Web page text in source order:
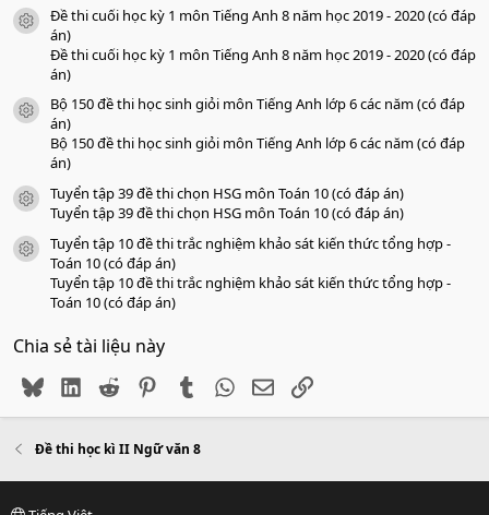
icon tài liệu
Đề thi cuối học kỳ 1 môn Tiếng Anh 8 năm học 2019 - 2020 (có đáp
án)
Đề thi cuối học kỳ 1 môn Tiếng Anh 8 năm học 2019 - 2020 (có đáp
án)
icon tài liệu
Bộ 150 đề thi học sinh giỏi môn Tiếng Anh lớp 6 các năm (có đáp
án)
Bộ 150 đề thi học sinh giỏi môn Tiếng Anh lớp 6 các năm (có đáp
án)
icon tài liệu
Tuyển tập 39 đề thi chọn HSG môn Toán 10 (có đáp án)
Tuyển tập 39 đề thi chọn HSG môn Toán 10 (có đáp án)
icon tài liệu
Tuyển tập 10 đề thi trắc nghiệm khảo sát kiến thức tổng hợp -
Toán 10 (có đáp án)
Tuyển tập 10 đề thi trắc nghiệm khảo sát kiến thức tổng hợp -
Toán 10 (có đáp án)
Chia sẻ tài liệu này
BlueskyLinkedIn
Reddit PinterestTumblr WhatsApp
EmailLink
Đề thi học kì II Ngữ văn 8